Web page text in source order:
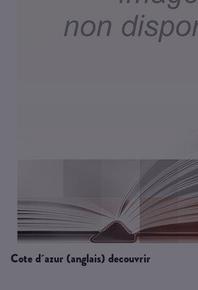
cote d´azur (anglais) decouvrir